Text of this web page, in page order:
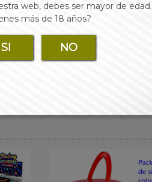
web, debes ser mayor de edad.
más de 18 años?
SI NO